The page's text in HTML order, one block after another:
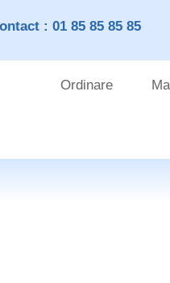
: 01 85 85 85 85
Ordinare